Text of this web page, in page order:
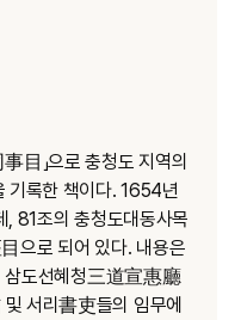
目」으로 충청도 지역의
기록한 책이다. 1654년
81조의 충청도대동사목
으로 되어 있다. 내용은
삼도선혜청三道宣惠廳
서리書吏들의 임무에